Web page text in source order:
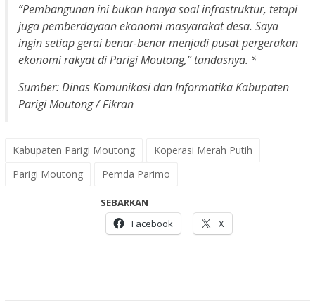
“Pembangunan ini bukan hanya soal infrastruktur, tetapi
juga pemberdayaan ekonomi masyarakat desa. Saya
ingin setiap gerai benar-benar menjadi pusat pergerakan
ekonomi rakyat di Parigi Moutong,” tandasnya. *
Sumber: Dinas Komunikasi dan Informatika Kabupaten
Parigi Moutong / Fikran
Kabupaten Parigi Moutong
Koperasi Merah Putih
Parigi Moutong
Pemda Parimo
SEBARKAN
Facebook
X